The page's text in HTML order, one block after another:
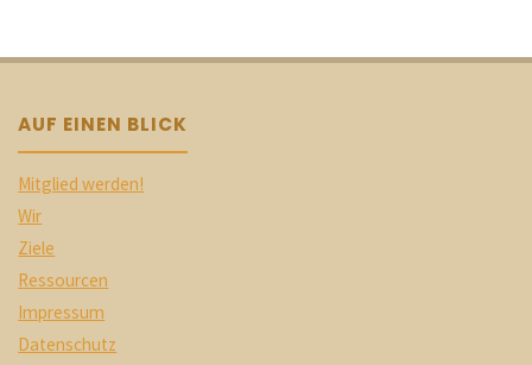
AUF EINEN BLICK
Mitglied werden!
Wir
Ziele
Ressourcen
Impressum
Datenschutz